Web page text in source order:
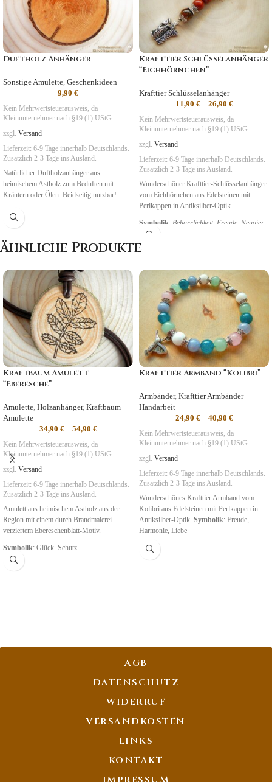
Duftholz Anhänger
Sonstige Amulette Geschenkideen
9,90 €
Kein Mehrwertsteuerausweis, da
Kleinunternehmer nach §19 (1) UStG.
zzgl. Versand
Lieferzeit: 6-9 Tage innerhalb Deutschlands.
Zusätzlich 2-3 Tage ins Ausland.
Natürlicher Duftholzanhänger aus
heimischem Astholz zum Beduften mit
Kräutern oder Ölen. Beidseitig nutzbar!
Krafttier Schlüsselanhänger
“Eichhörnchen”
Krafttier Schlüsselanhänger
11,90 €– 26,90 €
Kein Mehrwertsteuerausweis, da
Kleinunternehmer nach §19 (1) UStG.
zzgl. Versand
Lieferzeit: 6-9 Tage innerhalb Deutschlands.
Zusätzlich 2-3 Tage ins Ausland.
Wunderschöner Krafttier-Schlüsselanhänger
vom Eichhörnchen aus Edelsteinen mit
Perlkappen in Antiksilber-Optik.
Symbolik: Beharrlichkeit, Freude, Neugier,
Verspieltheit
Ähnliche Produkte
Kraftbaum Amulett
“Eberesche”
Amulette Holzanhänger, Kraftbaum
Amulette
34,90 €– 54,90 €
Kein Mehrwertsteuerausweis, da
Kleinunternehmer nach §19 (1) UStG.
zzgl. Versand
Lieferzeit: 6-9 Tage innerhalb Deutschlands.
Zusätzlich 2-3 Tage ins Ausland.
Amulett aus heimischem Astholz aus der
Region mit einem durch Brandmalerei
verziertem Ebereschenblatt-Motiv.
Symbolik: Glück, Schutz
Krafttier Armband “Kolibri”
Armbänder, Krafttier Armbänder
Handarbeit
24,90 €– 40,90 €
Kein Mehrwertsteuerausweis, da
Kleinunternehmer nach §19 (1) UStG.
zzgl. Versand
Lieferzeit: 6-9 Tage innerhalb Deutschlands.
Zusätzlich 2-3 Tage ins Ausland.
Wunderschönes Krafttier Armband vom
Kolibri aus Edelsteinen mit Perlkappen in
Antiksilber-Optik. Symbolik: Freude,
Harmonie, Liebe
AGB
DATENSCHUTZ
WIDERRUF
VERSANDKOSTEN
LINKS
KONTAKT